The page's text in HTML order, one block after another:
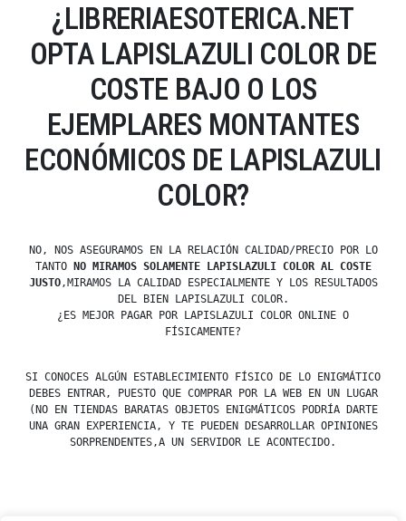
¿LIBRERIAESOTERICA.NET
OPTA LAPISLAZULI COLOR DE
COSTE BAJO O LOS
EJEMPLARES MONTANTES
ECONÓMICOS DE LAPISLAZULI
COLOR?
NO, NOS ASEGURAMOS EN LA RELACIÓN CALIDAD/PRECIO POR LO
TANTO
NO MIRAMOS SOLAMENTE LAPISLAZULI COLOR AL COSTE
JUSTO,MIRAMOS LA CALIDAD ESPECIALMENTE Y LOS RESULTADOS
DEL BIEN LAPISLAZULI COLOR.
¿ES MEJOR PAGAR POR LAPISLAZULI COLOR ONLINE O
FÍSICAMENTE?
SI CONOCES ALGÚN ESTABLECIMIENTO FÍSICO DE LO ENIGMÁTICO
DEBES ENTRAR, PUESTO QUE COMPRAR POR LA WEB EN UN LUGAR
(NO EN TIENDAS BARATAS OBJETOS ENIGMÁTICOS PODRÍA DARTE
UNA GRAN EXPERIENCIA, Y TE PUEDEN DESARROLLAR OPINIONES
SORPRENDENTES,A UN SERVIDOR LE ACONTECIDO.